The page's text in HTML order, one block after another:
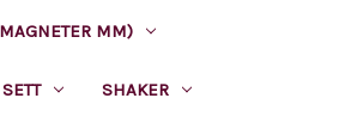
MM)
SETT SHAKER